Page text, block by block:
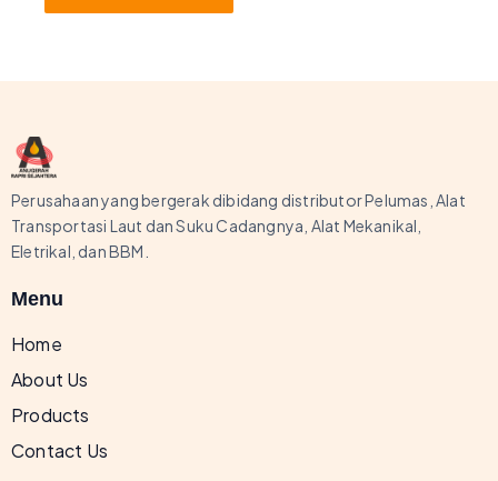
Perusahaan yang bergerak dibidang distributor Pelumas, Alat
Transportasi Laut dan Suku Cadangnya, Alat Mekanikal,
Eletrikal, dan BBM.
Menu
Home
About Us
Products
Contact Us